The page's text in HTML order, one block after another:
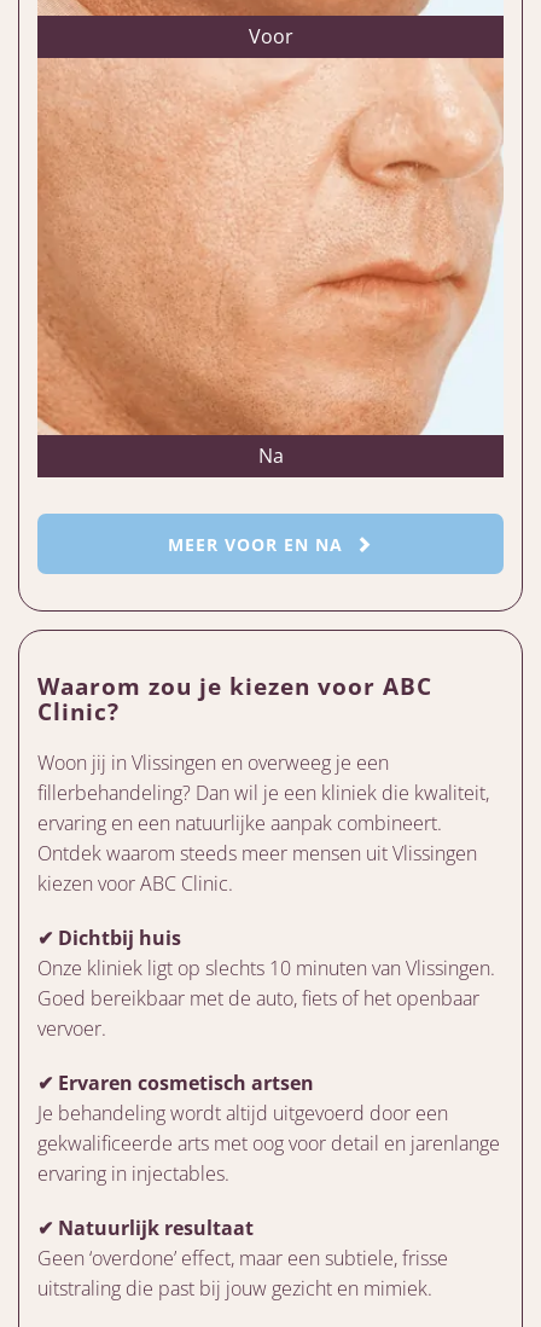
Voor
Na
MEER VOOR EN NA
Waarom zou je kiezen voor ABC
Clinic?
Woon jij in Vlissingen en overweeg je een
fillerbehandeling? Dan wil je een kliniek die kwaliteit,
ervaring en een natuurlijke aanpak combineert.
Ontdek waarom steeds meer mensen uit Vlissingen
kiezen voor ABC Clinic.
✔ Dichtbij huis
Onze kliniek ligt op slechts 10 minuten van Vlissingen.
Goed bereikbaar met de auto, fiets of het openbaar
vervoer.
✔ Ervaren cosmetisch artsen
Je behandeling wordt altijd uitgevoerd door een
gekwalificeerde arts met oog voor detail en jarenlange
ervaring in injectables.
✔ Natuurlijk resultaat
Geen ‘overdone’ effect, maar een subtiele, frisse
uitstraling die past bij jouw gezicht en mimiek.